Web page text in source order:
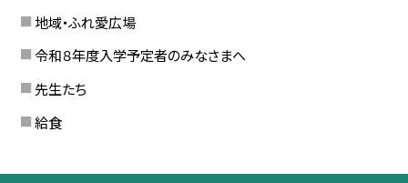
地域・ふれ愛広場
令和８年度入学予定者のみなさまへ
先生たち
給食